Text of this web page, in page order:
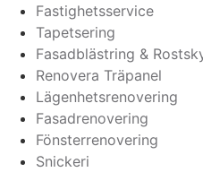
Fastighetsservice
Tapetsering
Fasadblästring &
Renovera Träpanel
Lägenhetsrenovering
Fasadrenovering
Fönsterrenovering
Snickeri